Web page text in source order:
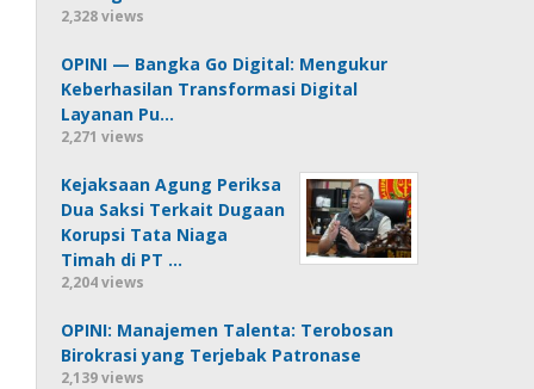
2,328 views
OPINI — Bangka Go Digital: Mengukur
Keberhasilan Transformasi Digital
Layanan Pu…
2,271 views
Kejaksaan Agung Periksa
Dua Saksi Terkait Dugaan
Korupsi Tata Niaga
Timah di PT …
2,204 views
OPINI: Manajemen Talenta: Terobosan
Birokrasi yang Terjebak Patronase
2,139 views